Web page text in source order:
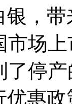
，
市场
了停
优惠